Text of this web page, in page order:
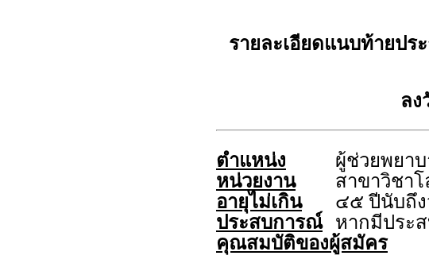
รายละเอียดแนบท้ายป
ล
ตำแหน่ง
ผู้ช่วยพยา
หน่วยงาน
สาขาวิชา
อายุไม่เกิน
๔๕ ปีนับถึ
ประสบการณ์
หากมีประ
คุณสมบัติของผู้สมัคร